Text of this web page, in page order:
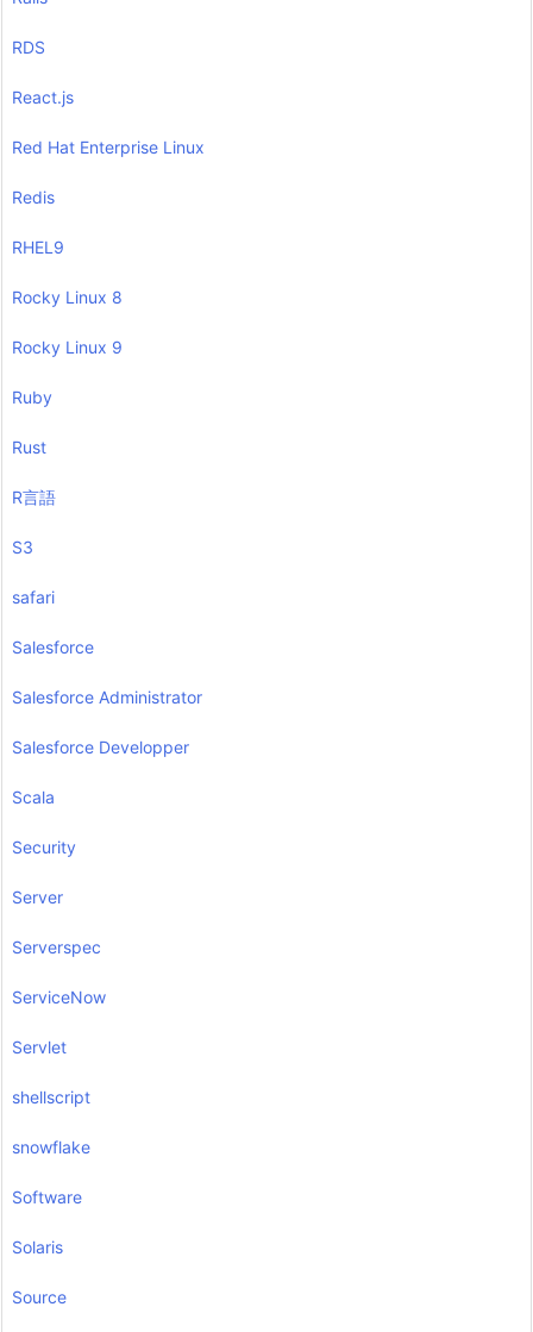
RDS
React.js
Red Hat Enterprise Linux
Redis
RHEL9
Rocky Linux 8
Rocky Linux 9
Ruby
Rust
R言語
S3
safari
Salesforce
Salesforce Administrator
Salesforce Developper
Scala
Security
Server
Serverspec
ServiceNow
Servlet
shellscript
snowflake
Software
Solaris
Source